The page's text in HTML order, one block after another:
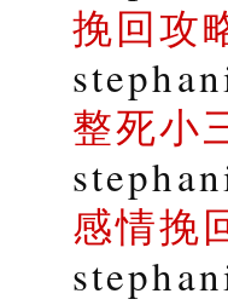
挽回攻
整死小
感情挽